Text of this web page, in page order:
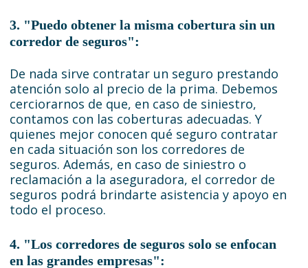
3. "Puedo obtener la misma cobertura sin un
corredor de seguros":
De nada sirve contratar un seguro prestando
atención solo al precio de la prima. Debemos
cerciorarnos de que, en caso de siniestro,
contamos con las coberturas adecuadas. Y
quienes mejor conocen qué seguro contratar
en cada situación son los corredores de
seguros. Además, en caso de siniestro o
reclamación a la aseguradora, el corredor de
seguros podrá brindarte asistencia y apoyo en
todo el proceso.
4. "Los corredores de seguros solo se enfocan
en las grandes empresas":